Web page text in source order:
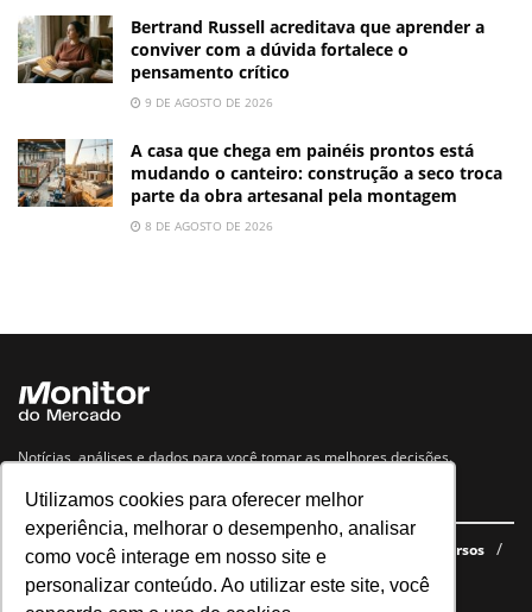
Utilizamos cookies para oferecer melhor
experiência, melhorar o desempenho, analisar
como você interage em nosso site e
personalizar conteúdo. Ao utilizar este site, você
Bertrand Russell acreditava que aprender a
conviver com a dúvida fortalece o
pensamento crítico
9 DE AGOSTO DE 2026
A casa que chega em painéis prontos está
mudando o canteiro: construção a seco troca
parte da obra artesanal pela montagem
8 DE AGOSTO DE 2026
Notícias, análises e dados para você tomar as melhores decisões.
Navegue no site
Últimas notícias Quem somos E-books gratuitos
Cursos
Política de privacidade